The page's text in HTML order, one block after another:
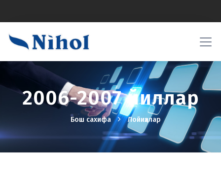
2006-2007 йиллар
Бош сахифа Лойиҳалар